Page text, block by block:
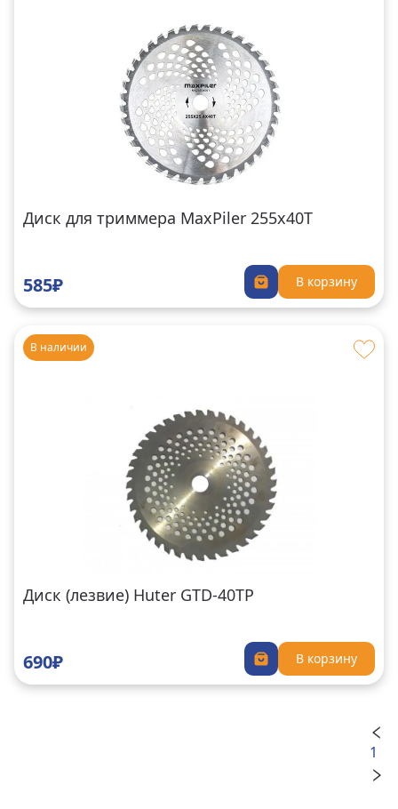
Диск для триммера MaxPiler 255х40Т
585₽ В корзину
В наличии
Диск (лезвие) Huter GTD-40TP
690₽ В корзину
1